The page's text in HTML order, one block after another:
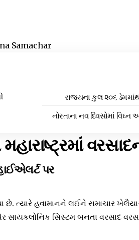
Samachar
રાજ્યના કુલ ૨૦૬
નોરતાના નવ દિવસોમાં
પર
છે. ત્યારે હવામાનને લઈને સમાચાર
સાયકલોનિક સિસ્ટમ બનતા વરસાદ